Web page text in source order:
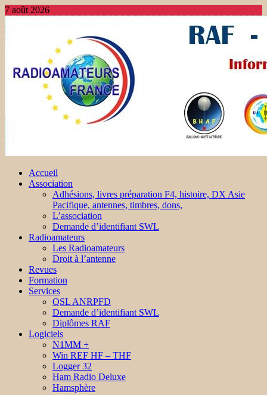
7 août 2026
Accueil
Association
Adhésions, livres préparation F4, histoire, DX Asie
Pacifique, antennes, timbres, dons,
L’association
Demande d’identifiant SWL
Radioamateurs
Les Radioamateurs
Droit à l’antenne
Revues
Formation
Services
QSL ANRPFD
Demande d’identifiant SWL
Diplômes RAF
Logiciels
N1MM +
Win REF HF – THF
Logger 32
Ham Radio Deluxe
Hamsphère